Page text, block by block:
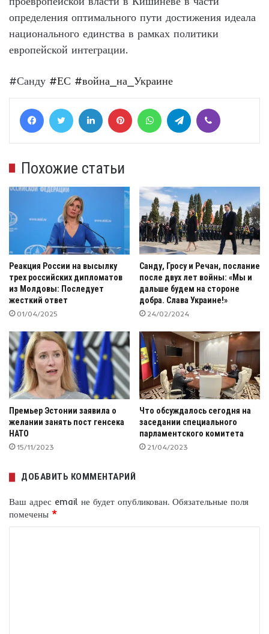
определения оптимального пути достижения идеала
национального единства в рамках политики
европейской интеграции.
#Санду #ЕС #война_на_Украине
FacebookTwitter LinkedIn Pinterest WhatsAppTelegram
Похожие статьи
Реакция России на высылку
трех российских дипломатов
из Молдовы: Последует
жесткий ответ
01/04/2025
Санду, Гросу и Речан, послание
после двух лет войны: «Мы и
дальше будем на стороне
добра. Слава Украине!»
24/02/2024
Премьер Эстонии заявила о
желании занять пост генсека
НАТО
15/11/2023
Что обсуждалось сегодня на
заседании специального
парламентского комитета
21/04/2023
ДОБАВИТЬ КОММЕНТАРИЙ
Ваш адрес email не будет опубликован. Обязательные поля
помечены *